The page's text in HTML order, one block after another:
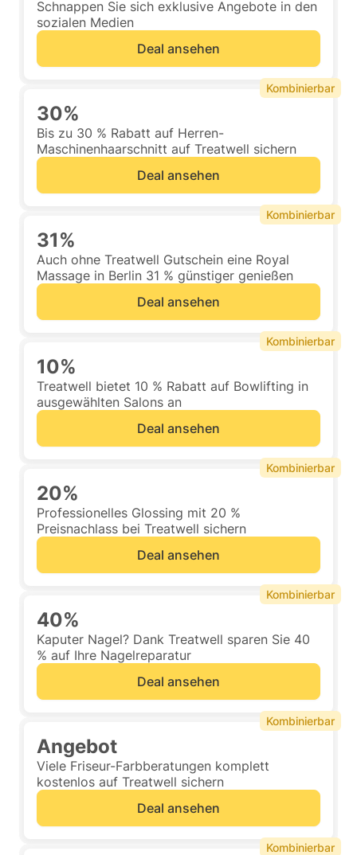
Schnappen Sie sich exklusive Angebote in den
sozialen Medien
Deal ansehen
30%
Bis zu 30 % Rabatt auf Herren-
Maschinenhaarschnitt auf Treatwell sichern
Deal ansehen
Kombinierbar
31%
Auch ohne Treatwell Gutschein eine Royal
Massage in Berlin 31 % günstiger genießen
Deal ansehen
Kombinierbar
10%
Treatwell bietet 10 % Rabatt auf Bowlifting in
ausgewählten Salons an
Deal ansehen
Kombinierbar
20%
Professionelles Glossing mit 20 %
Preisnachlass bei Treatwell sichern
Deal ansehen
Kombinierbar
40%
Kaputer Nagel? Dank Treatwell sparen Sie 40
% auf Ihre Nagelreparatur
Deal ansehen
Kombinierbar
Angebot
Viele Friseur-Farbberatungen komplett
kostenlos auf Treatwell sichern
Deal ansehen
Kombinierbar
Kombinierbar